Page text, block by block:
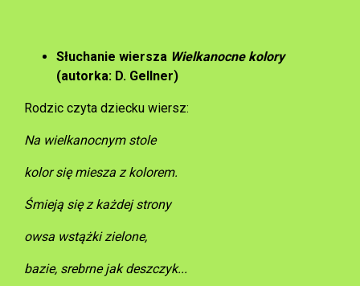
Słuchanie wiersza Wielkanocne kolory
(autorka: D. Gellner)
Rodzic czyta dziecku wiersz:
Na wielkanocnym stole
kolor się miesza z kolorem.
Śmieją się z każdej strony
owsa wstążki zielone,
bazie, srebrne jak deszczyk...